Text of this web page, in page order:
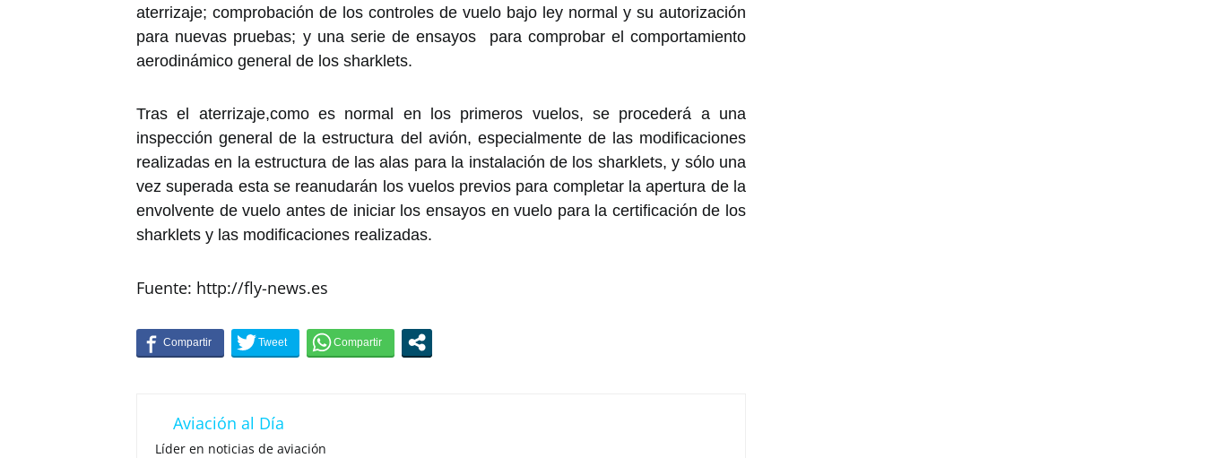
aterrizaje; comprobación de los controles de vuelo bajo ley normal y su autorización
para nuevas pruebas; y una serie de ensayos para comprobar el comportamiento
aerodinámico general de los sharklets.
Tras el aterrizaje,como es normal en los primeros vuelos, se procederá a una
inspección general de la estructura del avión, especialmente de las modificaciones
realizadas en la estructura de las alas para la instalación de los sharklets, y sólo una
vez superada esta se reanudarán los vuelos previos para completar la apertura de la
envolvente de vuelo antes de iniciar los ensayos en vuelo para la certificación de los
sharklets y las modificaciones realizadas.
Fuente: http://fly-news.es
Aviación al Día
Líder en noticias de aviación